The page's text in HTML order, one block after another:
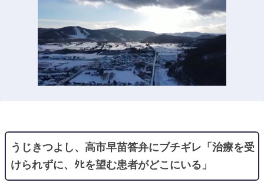
うじきつよし、高市早苗答弁にブチギレ「治療を受
けられずに、ﾀﾋを望む患者がどこにいる」